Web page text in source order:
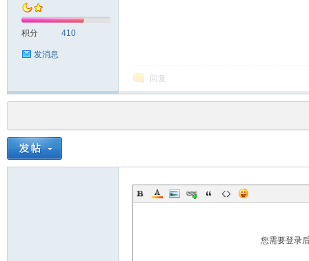
积分 410
发消息
回复
您需要登录